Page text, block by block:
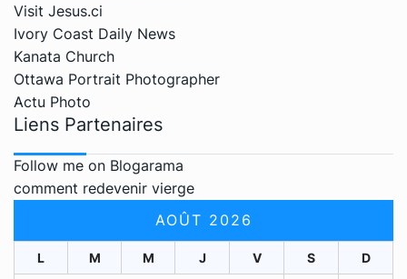
Visit Jesus.ci
Ivory Coast Daily News
Kanata Church
Ottawa Portrait Photographer
Actu Photo
Liens Partenaires
Follow me on Blogarama
comment redevenir vierge
AOÛT 2026
L M M J V S D